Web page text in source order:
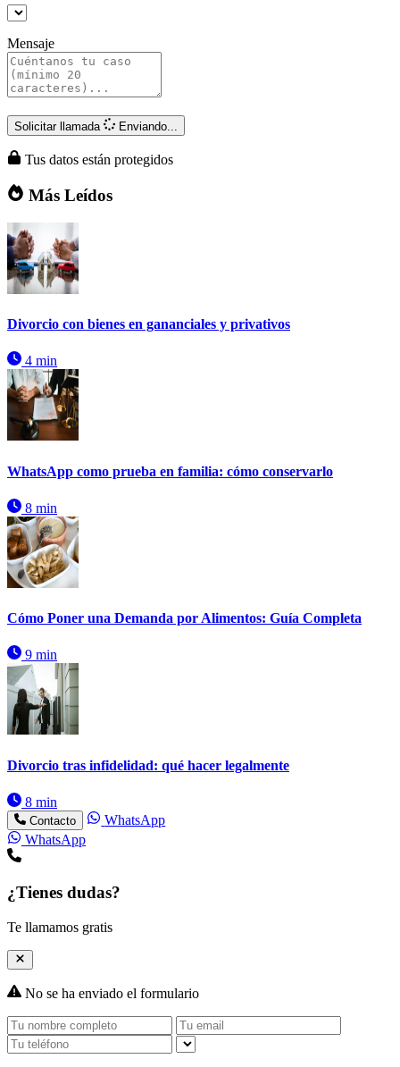
Mensaje
Solicitar llamada Enviando...
Tus datos están protegidos
Más Leídos
Divorcio con bienes en gananciales y privativos
4 min
WhatsApp como prueba en familia: cómo conservarlo
8 min
Cómo Poner una Demanda por Alimentos: Guía Completa
9 min
Divorcio tras infidelidad: qué hacer legalmente
8 min
Contacto
WhatsApp
WhatsApp
¿Tienes dudas?
Te llamamos gratis
No se ha enviado el formulario